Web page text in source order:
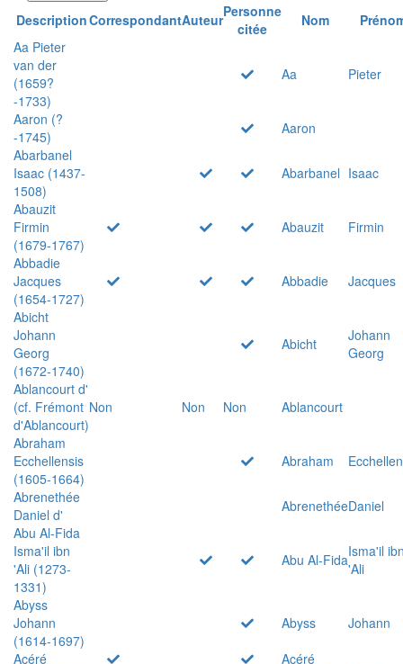
DescriptionCorrespondantAuteurPersonne
citée
Nom
Aa Pieter
van der
(1659?
-1733)
Aa Pieter
Aaron (?
-1745)
Aaron
Abarbanel
Isaac (1437-
1508)
Abarbanel Isaac
Abauzit
Firmin
(1679-1767)
Abauzit
Firmin
Abbadie
Jacques
(1654-1727)
Abbadie
Jacques
Abicht
Johann
Georg
(1672-1740)
Abicht
Johann
Georg
Ablancourt d'
(cf. Frémont
d'Ablancourt)
Non Non Non
Ablancourt
Abraham
Ecchellensis
(1605-1664)
Abraham
Abrenethée
Daniel d'
AbrenethéeDaniel
Abu Al-Fida
Isma'il ibn
'Ali (1273-
1331)
Abu Al-FidaIsma'il
'Ali
Abyss
Johann
(1614-1697)
Abyss
Johann
Acéré
Acéré